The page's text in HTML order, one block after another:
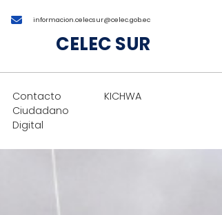
informacion.celecsur@celec.gob.ec
CELEC SUR
Contacto
Ciudadano
Digital
KICHWA